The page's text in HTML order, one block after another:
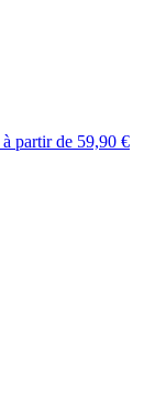
à partir de 59,90 €